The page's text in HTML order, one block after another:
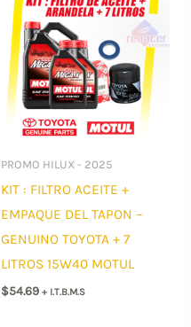
PROMO HILUX - 2025
KIT : FILTRO ACEITE +
EMPAQUE DEL TAPON –
GENUINO TOYOTA + 7
LITROS 15W40 MOTUL
$54.69 + I.T.B.M.S